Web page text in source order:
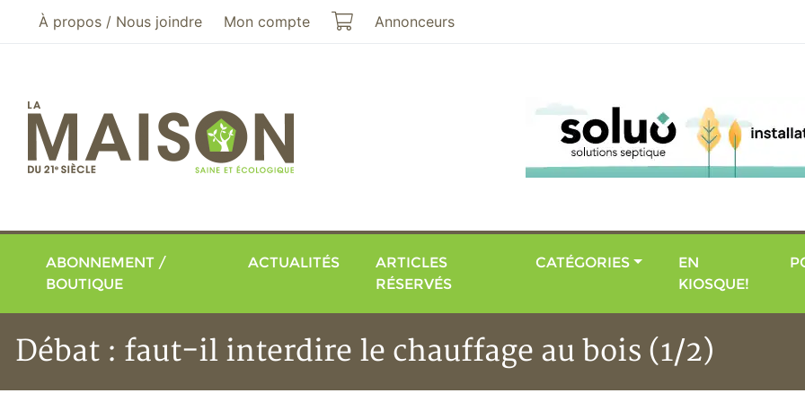
Aller au menu principal
Aller au contenu principal
À propos / Nous joindre Mon compte Mon panier
Annonceurs
ABONNEMENT /
BOUTIQUE
ACTUALITÉS
ARTICLES
RÉSERVÉS
CATÉGORIES
EN
KIOSQUE!
Débat : faut-il interdire le chauffage au bois (1/2)